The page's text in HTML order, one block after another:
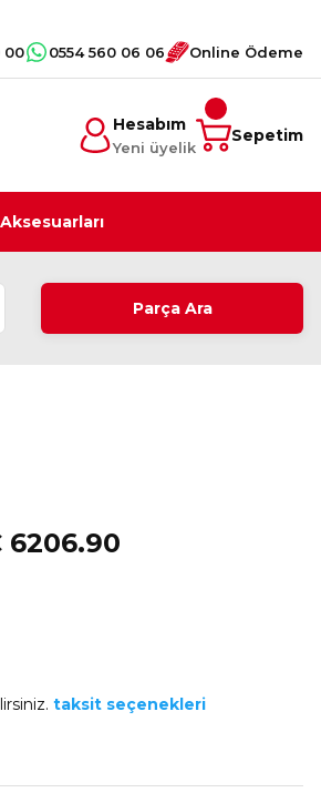
00 0554 560 06 06 Online Ödeme
Hesabım
Yeni üyelik
Sepetim
Parça Ara
6206.90
taksit seçenekleri